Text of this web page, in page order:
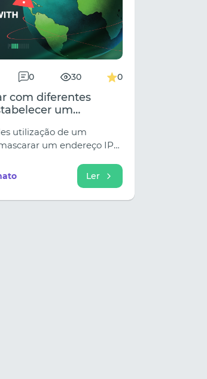
0 30 0
com diferentes
um
utilização de um
um endereço IP
em si, mas também
e o comportamento do
Ler